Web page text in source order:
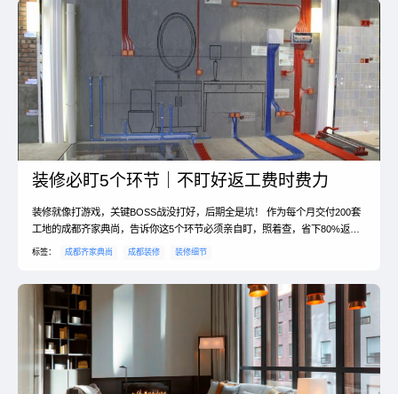
装修必盯5个环节｜不盯好返工费时费力
装修就像打游戏，关键BOSS战没打好，后期全是坑！ 作为每个月交付200套
工地的成都齐家典尚，告诉你这5个环节必须亲自盯，照着查，省下80%返工
费！
标签： 成都齐家典尚 成都装修 装修细节